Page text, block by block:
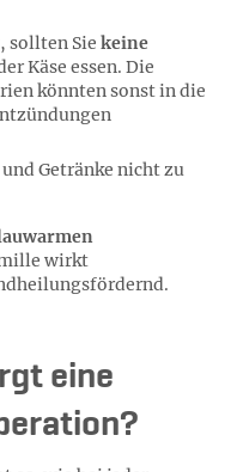
sollten Sie keine
Käse essen. Die
könnten sonst in die
Getränke nicht zu
wirkt
eine